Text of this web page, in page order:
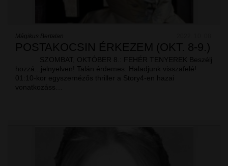
Mágikus Bertalan
POSTAKOCSIN ÉRKEZEM (OKT. 8-9.)
SZOMBAT, OKTÓBER 8.: FEHÉR TENYEREK Beszélj
hozzá...jelnyelven! Talán érdemes: Haladjunk visszafelé!
01:10-kor egyszernézős thriller a Story4-en hazai
vonatkozáss…